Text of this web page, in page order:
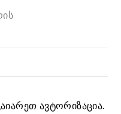
ავტორიზაცია.